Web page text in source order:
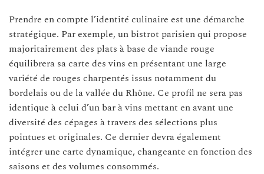
Prendre en compte l’identité culinaire est une démarche
stratégique. Par exemple, un bistrot parisien qui propose
majoritairement des plats à base de viande rouge
équilibrera sa carte des vins en présentant une large
variété de rouges charpentés issus notamment du
bordelais ou de la vallée du Rhône. Ce profil ne sera pas
identique à celui d’un bar à vins mettant en avant une
diversité des cépages à travers des sélections plus
pointues et originales. Ce dernier devra également
intégrer une carte dynamique, changeante en fonction des
saisons et des volumes consommés.